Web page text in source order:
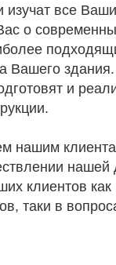
изучат все
о
Вашего
и
нашим
нашей
клиентов как
таки в